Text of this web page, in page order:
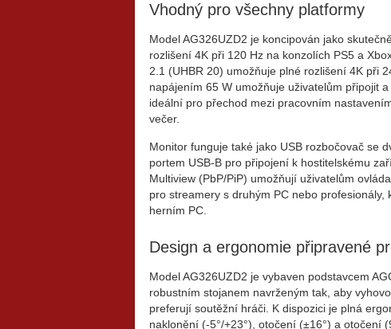
Vhodný pro všechny platformy
Model AG326UZD2 je koncipován jako
rozlišení 4K při 120 Hz na konzolích PS5 a
2.1 (UHBR 20) umožňuje plné rozlišení 4K při
napájením 65 W umožňuje uživatelům připojit
ideální pro přechod mezi pracovním
večer.
Monitor funguje také jako USB rozbočovač se
portem USB-B pro připojení k hostitelskému
Multiview (PbP/PiP) umožňují uživatelům
pro streamery s druhým PC nebo
herním PC.
Design a ergonomie připravené
Model AG326UZD2 je vybaven podstavcem
robustním stojanem navrženým tak, aby
preferují soutěžní hráči. K dispozici je plná
naklonění (-5°/+23°), otočení (±16°) a otočení